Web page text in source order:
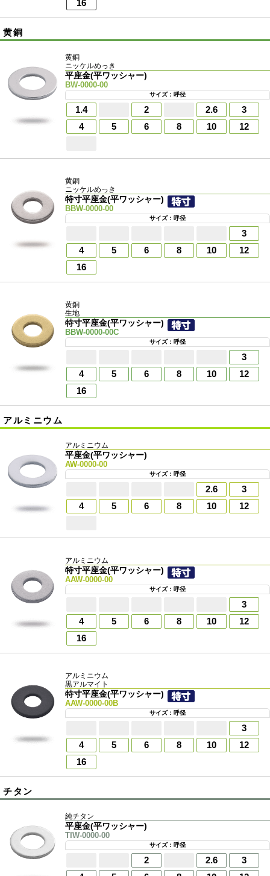
16
黄銅
黄銅
ニッケルめっき
平座金(平ワッシャー)
BW-0000-00
サイズ：呼径
1.4 2 2.6
3
4
5 6 8 10 12
黄銅
ニッケルめっき
特寸平座金(平ワッシャー)
BBW-0000-00
サイズ：呼径
3
4
5 6 8 10
12
16
黄銅
生地
特寸平座金(平ワッシャー)
BBW-0000-00C
サイズ：呼径
3
4
5 6 8 10
12
16
アルミニウム
アルミニウム
平座金(平ワッシャー)
AW-0000-00
サイズ：呼径
2.6
3
4
5 6 8 10 12
アルミニウム
特寸平座金(平ワッシャー)
AAW-0000-00
サイズ：呼径
3
4
5 6 8 10
12
16
アルミニウム
黒アルマイト
特寸平座金(平ワッシャー)
AAW-0000-00B
サイズ：呼径
3
4
5 6 8 10
12
16
チタン
純チタン
平座金(平ワッシャー)
TIW-0000-00
サイズ：呼径
2 2.6
3